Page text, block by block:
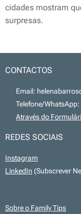
cidades mostram
surpresas.
CONTACTOS
📧 Email:
📞 Telefone/
Através do
REDES SOCIAIS
Instagram
LinkedIn (Subscrever
Sobre o Family Tips